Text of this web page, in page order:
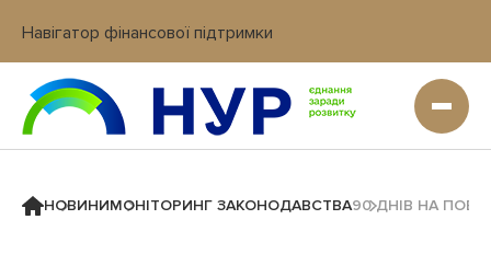
Навігатор фінансової підтримки
Вхід в кабінет IT платформи
НОВИНИМОНІТОРИНГ ЗАКОНОДАВСТВА90 ДНІВ НА